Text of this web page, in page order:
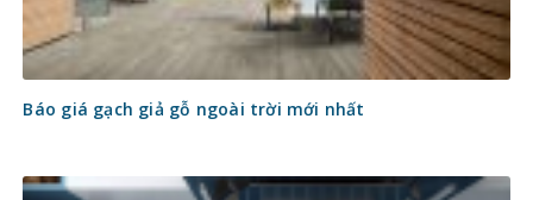
Báo giá gạch giả gỗ ngoài trời mới nhất